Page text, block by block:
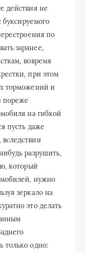
действия не
буксируемого
по
заранее,
вовремя
при этом
торможений и
пореже
на гибкой
пусть даже
разрушить,
который
нужно
зеркало на
это делать
только одно: